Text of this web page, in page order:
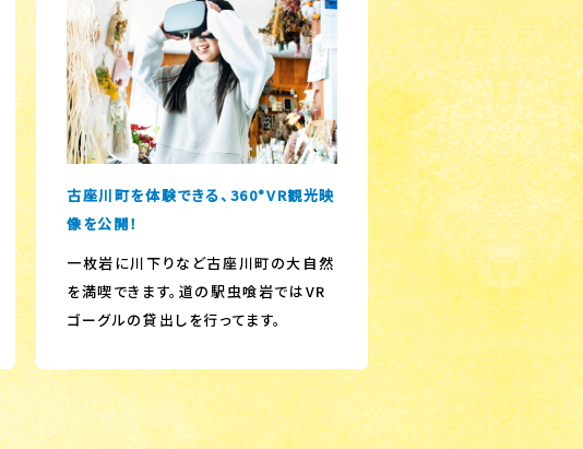
古座川町を体験できる、360°VR観光映
像を公開！
一枚岩に川下りなど古座川町の大自然
を満喫できます。道の駅虫喰岩ではVR
ゴーグルの貸出しを行ってます。